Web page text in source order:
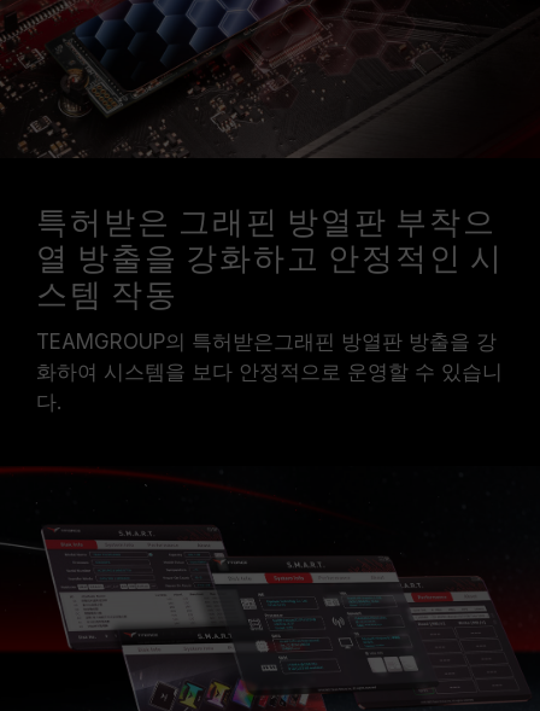
특허받은 그래핀 방열판 부착으
열 방출을 강화하고 안정적인 시
스템 작동
TEAMGROUP의 특허받은그래핀 방열판 방출을 강
화하여 시스템을 보다 안정적으로 운영할 수 있습니
다.